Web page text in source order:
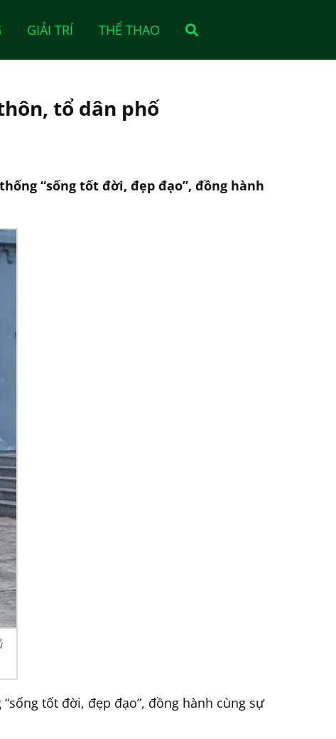
GIẢI TRÍ THỂ THAO
tổ dân phố
“sống tốt đời, đẹp đạo”, đồng hành
tốt đời, đẹp đạo”, đồng hành cùng sự